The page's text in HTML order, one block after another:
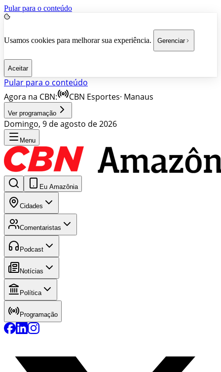
Pular para o conteúdo
Usamos cookies para melhorar sua experiência. Gerenciar
Aceitar
Pular para o conteúdo
Agora na CBN:
CBN Esportes· Manaus
Ver programação
Domingo, 9 de agosto de 2026
Menu
Eu Amazônia
Cidades
Comentaristas
Podcast
Notícias
Política
Programação